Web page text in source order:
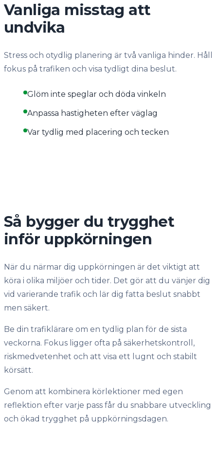
Vanliga misstag att
undvika
Stress och otydlig planering är två vanliga hinder. Håll
fokus på trafiken och visa tydligt dina beslut.
Glöm inte speglar och döda vinkeln
Anpassa hastigheten efter väglag
Var tydlig med placering och tecken
Så bygger du trygghet
inför uppkörningen
När du närmar dig uppkörningen är det viktigt att
köra i olika miljöer och tider. Det gör att du vänjer dig
vid varierande trafik och lär dig fatta beslut snabbt
men säkert.
Be din trafiklärare om en tydlig plan för de sista
veckorna. Fokus ligger ofta på säkerhetskontroll,
riskmedvetenhet och att visa ett lugnt och stabilt
körsätt.
Genom att kombinera körlektioner med egen
reflektion efter varje pass får du snabbare utveckling
och ökad trygghet på uppkörningsdagen.